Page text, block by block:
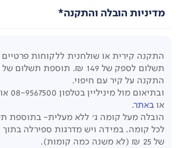
מדיניות הובלה והתקנה*
התקנה קירית או שולחנית ללקוחות
תשלום לספק של 149 ₪. תוספת תשלום של 249
התקנה על קיר עם חיפוי.
ובתיאום מול מיניליין בטלפון
או באתר.
לכל קומה. במידה ויש מדרגות ספירלה
של 25 ₪ (לא משנה כמה קומות).